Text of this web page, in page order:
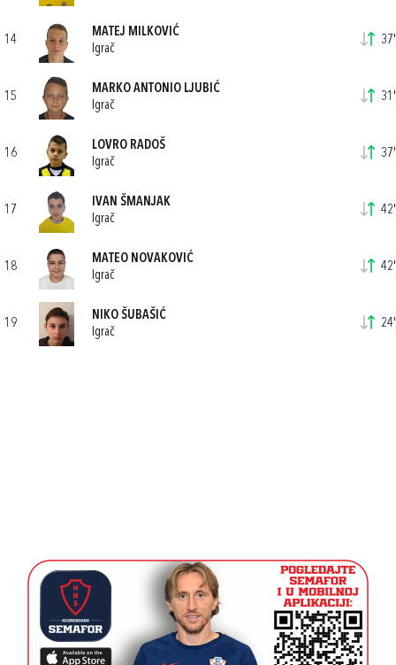
14
MATEJ MILKOVIĆ
Igrač
37'
15
MARKO ANTONIO LJUBIĆ
Igrač
31'
16
LOVRO RADOŠ
Igrač
37'
17
IVAN ŠMANJAK
Igrač
42'
18
MATEO NOVAKOVIĆ
Igrač
42'
19
NIKO ŠUBAŠIĆ
Igrač
24'